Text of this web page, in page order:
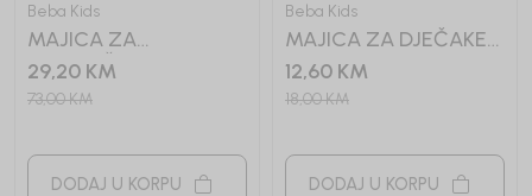
Beba Kids
MAJICA ZA
DJEVOJČICE SANJA
29,20 KM
73,00KM
DODAJ U KORPU
Beba Kids
MAJICA ZA DJEČAKE
BASIC
12,60 KM
18,00KM
DODAJ U KORPU